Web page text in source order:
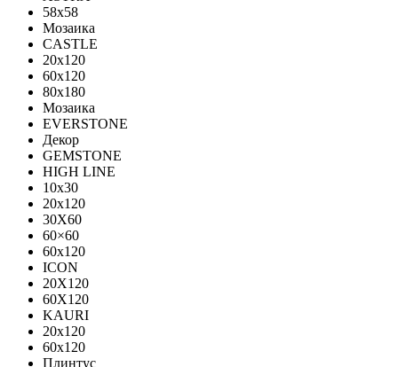
58x58
Мозаика
CASTLE
20x120
60x120
80х180
Мозаика
EVERSTONE
Декор
GEMSTONE
HIGH LINE
10x30
20x120
30X60
60×60
60x120
ICON
20X120
60X120
KAURI
20x120
60x120
Плинтус